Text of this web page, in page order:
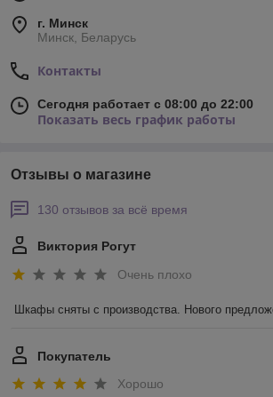
г. Минск
Минск, Беларусь
Контакты
Сегодня работает с 08:00 до 22:00
Показать весь график работы
Отзывы о магазине
130 отзывов за всё время
Виктория Рогут
Очень плохо
Шкафы сняты с производства. Нового
Покупатель
Хорошо